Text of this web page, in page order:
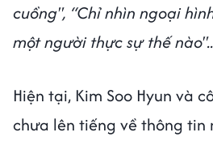
cuồng", “Chỉ nhìn ngoại
một người thực sự thế
Hiện tại, Kim Soo Hyun và
chưa lên tiếng về thông tin